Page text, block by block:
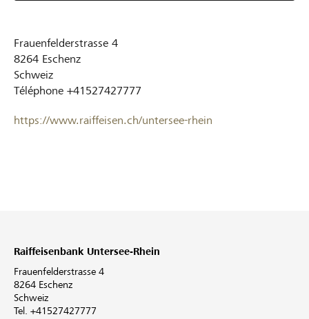
Frauenfelderstrasse 4
8264 Eschenz
Schweiz
Téléphone +41527427777
https://www.raiffeisen.ch/untersee-rhein
Raiffeisenbank Untersee-Rhein
Frauenfelderstrasse 4
8264 Eschenz
Schweiz
Tel. +41527427777